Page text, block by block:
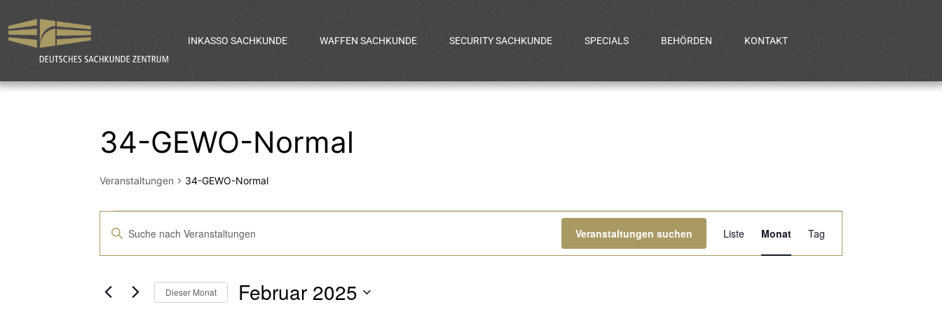
INKASSO SACHKUNDE WAFFEN SACHKUNDE SECURITY SACHKUNDE SPECIALS BEHÖRDEN KONTAKT
34-GEWO-Normal
Veranstaltungen 34-GEWO-Normal
Veranstaltungen
Suche
Bitte
Suche
Veranstaltungen suchen
Veranstaltung
Ansichten-
Liste Monat Tag
Dieser Monat Februar 2025